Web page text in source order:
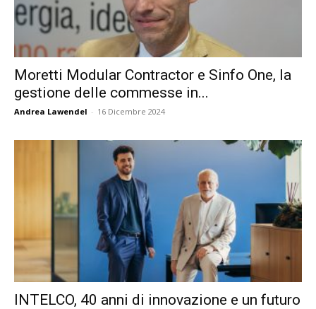
Moretti Modular Contractor e Sinfo One, la
gestione delle commesse in...
Andrea Lawendel - 16 Dicembre 2024
INTELCO, 40 anni di innovazione e un futuro